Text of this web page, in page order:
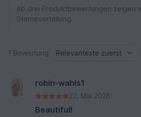
Ab drei Produktbewertungen zeigen
Sterneverteilung.
1 Bewertung
robin-wahls1
22. Mai 2026
Beautiful!